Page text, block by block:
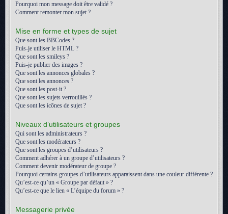
Pourquoi mon message doit être validé ?
Comment remonter mon sujet ?
Mise en forme et types de sujet
Que sont les BBCodes ?
Puis-je utiliser le HTML ?
Que sont les smileys ?
Puis-je publier des images ?
Que sont les annonces globales ?
Que sont les annonces ?
Que sont les post-it ?
Que sont les sujets verrouillés ?
Que sont les icônes de sujet ?
Niveaux d’utilisateurs et groupes
Qui sont les administrateurs ?
Que sont les modérateurs ?
Que sont les groupes d’utilisateurs ?
Comment adhérer à un groupe d’utilisateurs ?
Comment devenir modérateur de groupe ?
Pourquoi certains groupes d’utilisateurs apparaissent dans une couleur différente ?
Qu’est-ce qu’un « Groupe par défaut » ?
Qu’est-ce que le lien « L’équipe du forum » ?
Messagerie privée